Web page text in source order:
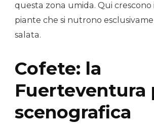
questa zona umida. Qui
piante che si nutrono
salata.
Cofete: la
Fuerteventura
scenografica